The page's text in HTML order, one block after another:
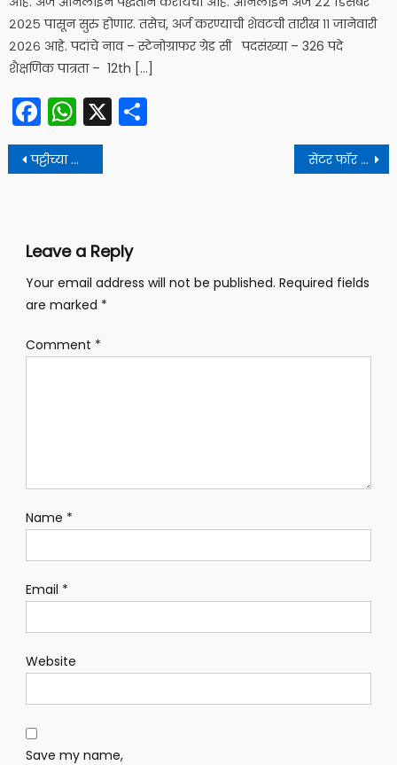
२०२५ पासून सुरु होणार. तसेच, अर्ज करण्याची शेवटची तारीख ११ जानेवारी
२०२६ आहे. पदांचे नाव – स्टेनोग्राफर ग्रेड सी पदसंख्या – 326 पदे
शैक्षणिक पात्रता – 12th […]
Facebook
WhatsApp
X
Post
navigation
पट्टीच्या पोहणाऱ्याचा तरुणाचा नीरा नदीत बुडून मृत्यू, मित्रांसोबत आला होता फिरायला सेंटर फॉर पर्सोनेल टॅलेंट मॅनेजमेंट (DRDO CEPTAM) अंतर्गत 764 पदांकरिता भरती!!
Leave a Reply
Your email address will not be published. Required fields
are marked *
Comment *
Name *
Email *
Website
Save my name,